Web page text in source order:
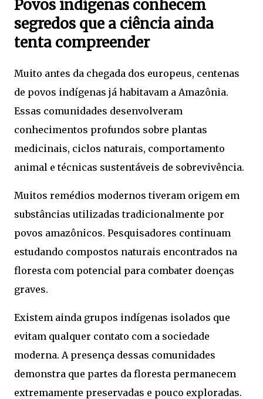
Povos indígenas conhecem
segredos que a ciência ainda
tenta compreender
Muito antes da chegada dos europeus, centenas
de povos indígenas já habitavam a Amazônia.
Essas comunidades desenvolveram
conhecimentos profundos sobre plantas
medicinais, ciclos naturais, comportamento
animal e técnicas sustentáveis de sobrevivência.
Muitos remédios modernos tiveram origem em
substâncias utilizadas tradicionalmente por
povos amazônicos. Pesquisadores continuam
estudando compostos naturais encontrados na
floresta com potencial para combater doenças
graves.
Existem ainda grupos indígenas isolados que
evitam qualquer contato com a sociedade
moderna. A presença dessas comunidades
demonstra que partes da floresta permanecem
extremamente preservadas e pouco exploradas.